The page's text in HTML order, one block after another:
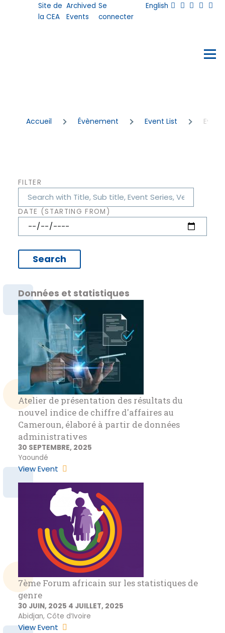
Aller au contenu principal
User
account
Site de
la CEA
Archived
Events
Se
connecter
English
Menu
Fil
d'Ariane
Accueil Évènement Event List Event
FILTER
DATE (STARTING FROM)
Données et statistiques
Atelier de présentation des résultats du
nouvel indice de chiffre d'affaires au
Cameroun, élaboré à partir de données
administratives
30 SEPTEMBRE, 2025
Yaoundé
View Event
7ème Forum africain sur les statistiques de
genre
30 JUIN, 2025 4 JUILLET, 2025
Abidjan, Côte d’Ivoire
View Event